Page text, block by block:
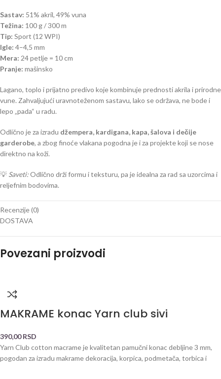
Sastav: 51% akril, 49% vuna
Težina: 100 g / 300 m
Tip: Sport (12 WPI)
Igle: 4–4,5 mm
Mera: 24 petlje = 10 cm
Pranje: mašinsko
Lagano, toplo i prijatno predivo koje kombinuje prednosti akrila i prirodne
vune. Zahvaljujući uravnoteženom sastavu, lako se održava, ne bode i
lepo „pada“ u radu.
Odlično je za izradu džempera, kardigana, kapa, šalova i dečije
garderobe, a zbog finoće vlakana pogodna je i za projekte koji se nose
direktno na koži.
💡 Saveti:Odlično drži formu i teksturu, pa je idealna za rad sa uzorcima i
reljefnim bodovima.
Recenzije (0)
DOSTAVA
Povezani proizvodi
MAKRAME konac Yarn club sivi
390,00RSD
Yarn Club cotton macrame je kvalitetan pamučni konac debljine 3 mm,
pogodan za izradu makrame dekoracija, korpica, podmetača, torbica i